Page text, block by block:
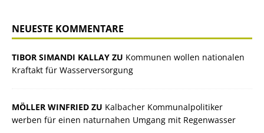
NEUESTE KOMMENTARE
TIBOR SIMANDI KALLAY ZU Kommunen wollen nationalen
Kraftakt für Wasserversorgung
MÖLLER WINFRIED ZU Kalbacher Kommunalpolitiker
werben für einen naturnahen Umgang mit Regenwasser